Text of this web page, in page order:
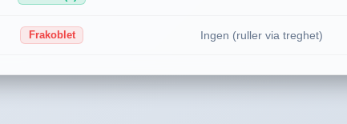
Frakoblet Ingen (ruller via treghet)